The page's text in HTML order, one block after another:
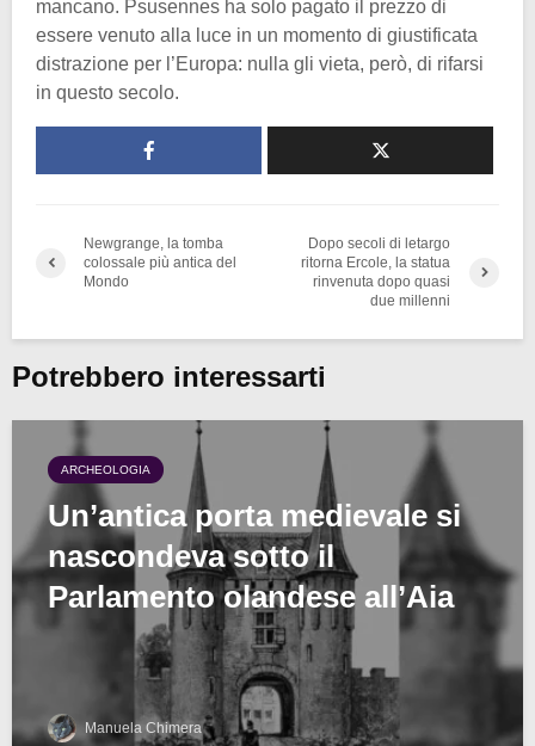
mancano. Psusennes ha solo pagato il prezzo di
essere venuto alla luce in un momento di giustificata
distrazione per l’Europa: nulla gli vieta, però, di rifarsi
in questo secolo.
Newgrange, la tomba
colossale più antica del
Mondo
Dopo secoli di letargo
ritorna Ercole, la statua
rinvenuta dopo quasi
due millenni
Potrebbero interessarti
ARCHEOLOGIA
Un’antica porta medievale si
nascondeva sotto il
Parlamento olandese all’Aia
Manuela Chimera